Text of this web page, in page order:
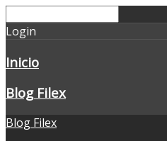
Login
Inicio
Blog Filex
Blog Filex